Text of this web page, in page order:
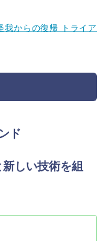
我からの復帰 トライア
ド
しい技術を組